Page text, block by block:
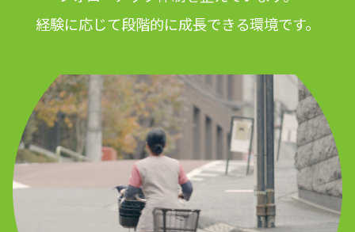
経験に応じて段階的に成長できる環境です。